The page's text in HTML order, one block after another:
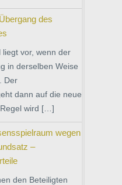
des
liegt vor, wenn der
in derselben Weise
Der
dann auf die neue
wird […]
wegen
–
den Beteiligten